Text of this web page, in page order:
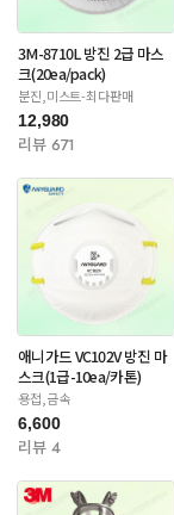
3M-8710L 방진 2급 마스
크(20ea/pack)
분진,미스트-최다판매
12,980
리뷰 671
애니가드 VC102V 방진 마
스크(1급-10ea/카톤)
용접,금속
6,600
리뷰 4